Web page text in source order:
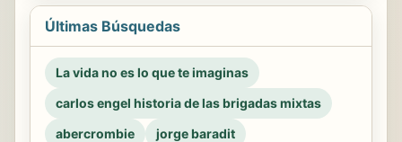
Últimas Búsquedas
La vida no es lo que te imaginas
carlos engel historia de las brigadas mixtas
abercrombie
jorge baradit